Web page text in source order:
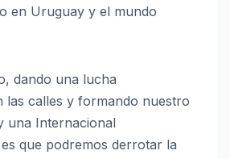
en Uruguay y el mundo
dando una lucha
las calles y formando nuestro
una Internacional
que podremos derrotar la